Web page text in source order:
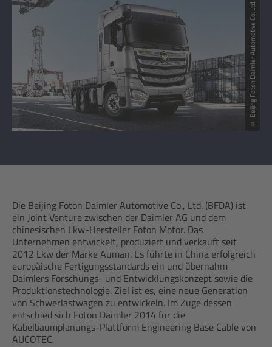
© Beijing Foton Daimler Automotive Co. Ltd.
Die Beijing Foton Daimler Automotive Co., Ltd. (BFDA) ist
ein Joint Venture zwischen der Daimler AG und dem
chinesischen Lkw-Hersteller Foton Motor. Das
Unternehmen entwickelt, produziert und verkauft seit
2012 Lkw der Marke Auman. Es führte in China erfolgreich
europäische Fertigungsstandards ein und übernahm
Daimlers Forschungs- und Entwicklungskonzept sowie die
Produktionstechnologie. Ziel ist es, eine neue Generation
von Schwerlastwagen zu entwickeln. Im Zuge dessen
entschied sich Foton Daimler 2014 für die
Kabelbaumplanungs-Plattform Engineering Base Cable von
AUCOTEC.